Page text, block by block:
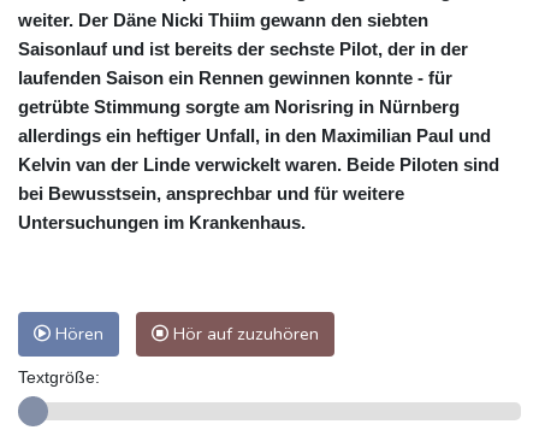
weiter. Der Däne Nicki Thiim gewann den siebten
Saisonlauf und ist bereits der sechste Pilot, der in der
laufenden Saison ein Rennen gewinnen konnte - für
getrübte Stimmung sorgte am Norisring in Nürnberg
allerdings ein heftiger Unfall, in den Maximilian Paul und
Kelvin van der Linde verwickelt waren. Beide Piloten sind
bei Bewusstsein, ansprechbar und für weitere
Untersuchungen im Krankenhaus.
Hören Hör auf zuzuhören
Textgröße: